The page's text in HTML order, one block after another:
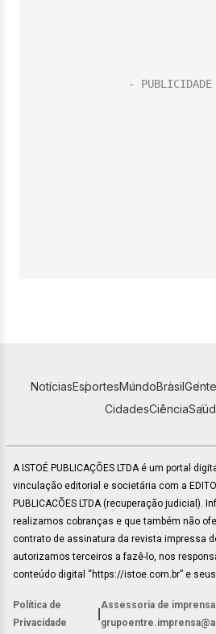
NotíciasEsportesMundoBrasil
CidadesCiência
A ISTOÉ PUBLICAÇÕES LTDA é um portal
vinculação editorial e societária com a
PUBLICACÕES LTDA (recuperação judicial).
realizamos cobranças e que também não
contrato de assinatura da revista impressa
autorizamos terceiros a fazê-lo, nos
conteúdo digital “https://istoe.com.br” e
Política de
Privacidade
Assessoria de